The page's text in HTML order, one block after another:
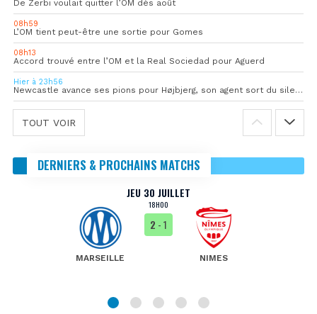
De Zerbi voulait quitter l’OM dès août
08h59
L’OM tient peut-être une sortie pour Gomes
08h13
Accord trouvé entre l’OM et la Real Sociedad pour Aguerd
Hier à 23h56
Newcastle avance ses pions pour Højbjerg, son agent sort du silence
TOUT VOIR
DERNIERS & PROCHAINS MATCHS
JEU 30 JUILLET
18H00
MARSEILLE
2 - 1
NIMES